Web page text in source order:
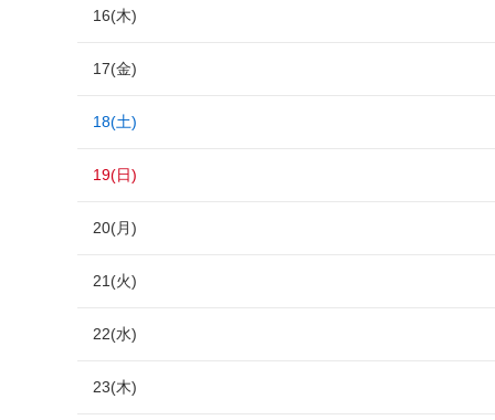
16(木)
17(金)
18(土)
19(日)
20(月)
21(火)
22(水)
23(木)